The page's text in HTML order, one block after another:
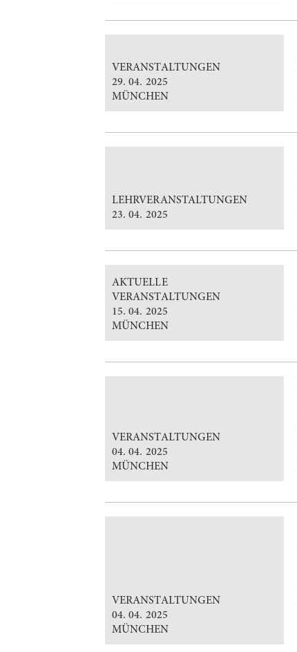
VERANSTALTUNGEN
29. 04. 2025
MÜNCHEN
LEHRVERANSTALTUNGEN
23. 04. 2025
AKTUELLE
VERANSTALTUNGEN
15. 04. 2025
MÜNCHEN
VERANSTALTUNGEN
04. 04. 2025
MÜNCHEN
VERANSTALTUNGEN
04. 04. 2025
MÜNCHEN